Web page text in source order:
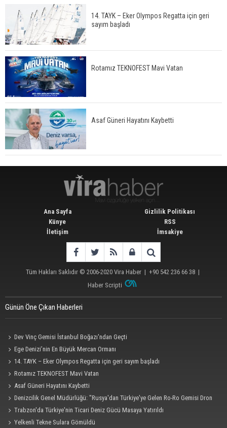
14. TAYK – Eker Olympos Regatta için geri
sayım başladı
Rotamız TEKNOFEST Mavi Vatan
Asaf Güneri Hayatını Kaybetti
Ana Sayfa
Künye
İletişim
Gizlilik Politikası
RSS
İmsakiye
Tüm Hakları Saklıdır © 2006-2020 Vira Haber | +90 542 236 66 38 |
Haber Scripti
Günün Öne Çıkan Haberleri
Dev Vinç Gemisi İstanbul Boğazı'ndan Geçti
Ege Denizi’nin En Büyük Mercan Ormanı
14. TAYK – Eker Olympos Regatta için geri sayım başladı
Rotamız TEKNOFEST Mavi Vatan
Asaf Güneri Hayatını Kaybetti
Denizcilik Genel Müdürlüğü: "Rusya'dan Türkiye'ye Gelen Ro-Ro Gemisi Dron
Saldırısına Uğradı"
Trabzon'da Türkiye'nin Ticari Deniz Gücü Masaya Yatırıldı
Yelkenli Tekne Sulara Gömüldü